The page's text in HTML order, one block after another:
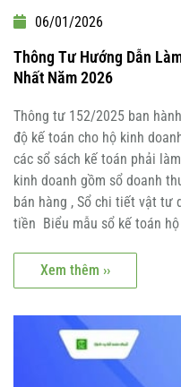
06/01/2026
Thông Tư Hướng Dẫn
Nhất Năm 2026
Thông tư 152/2025 ban
độ kế toán cho hộ kinh
các sổ sách kế toán phải
kinh doanh gồm sổ doanh
bán hàng , Sổ chi tiết vật tư
tiền Biểu mẫu sổ kế toán
Xem thêm ››